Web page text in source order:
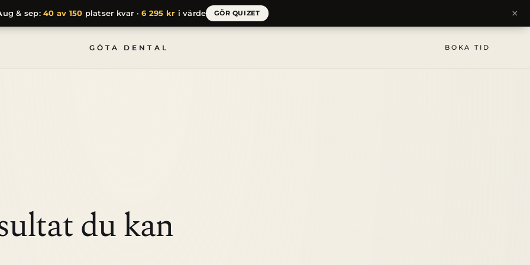
GÖTA DENTAL BOKA TID
du kan
& sep:40 av 150 platser kvar ·6 295 kr i värde GÖR QUIZET ×